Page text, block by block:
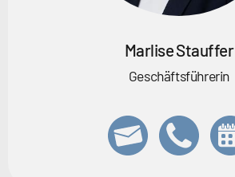
Marlise Stauffer
Geschäftsführerin